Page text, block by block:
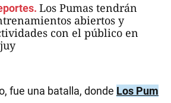
Los Pumas tendrán
abiertos y
con el público en
fue una batalla, donde Los Pum